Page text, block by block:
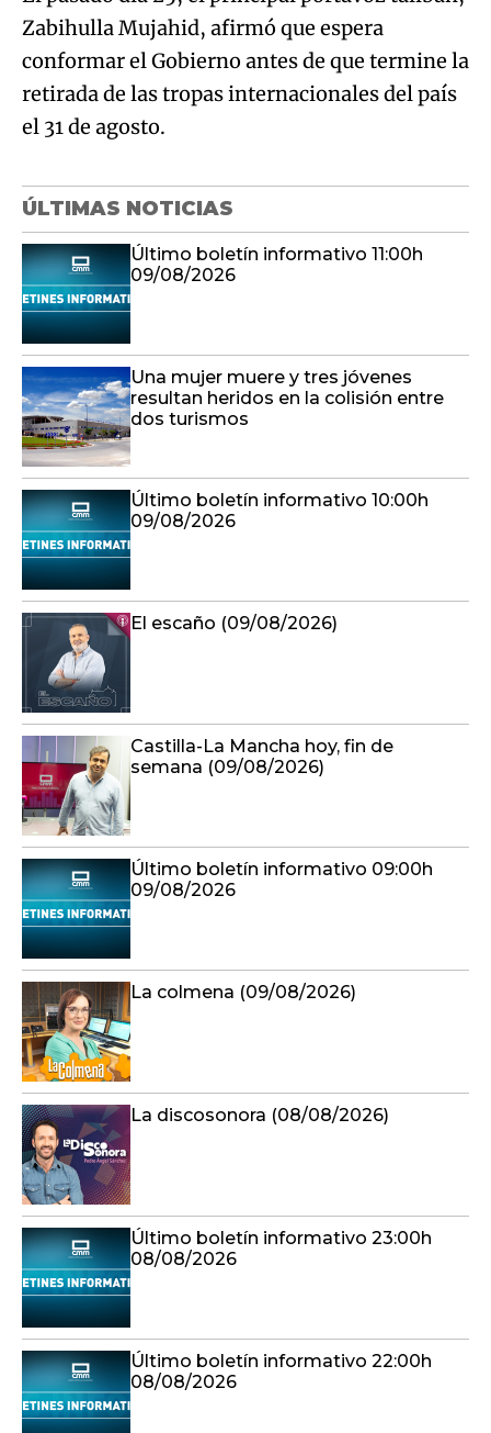
Zabihulla Mujahid, afirmó que espera
conformar el Gobierno antes de que termine la
retirada de las tropas internacionales del país
el 31 de agosto.
ÚLTIMAS NOTICIAS
Último boletín informativo 11:00h
09/08/2026
Una mujer muere y tres jóvenes
resultan heridos en la colisión entre
dos turismos
Último boletín informativo 10:00h
09/08/2026
El escaño (09/08/2026)
Castilla-La Mancha hoy, fin de
semana (09/08/2026)
Último boletín informativo 09:00h
09/08/2026
La colmena (09/08/2026)
La discosonora (08/08/2026)
Último boletín informativo 23:00h
08/08/2026
Último boletín informativo 22:00h
08/08/2026